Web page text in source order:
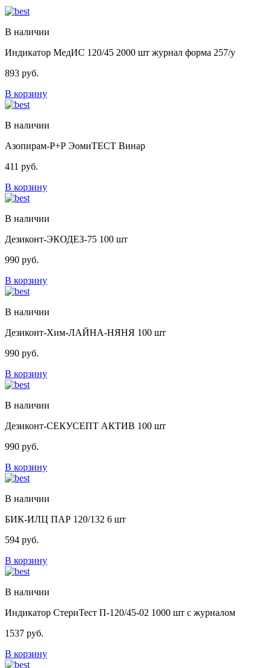
В наличии
Индикатор МедИС 120/45 2000 шт журнал форма 257/у
893 руб.
В корзину
В наличии
Азопирам-Р+Р ЭомиТЕСТ Винар
411 руб.
В корзину
В наличии
Дезиконт-ЭКОДЕЗ-75 100 шт
990 руб.
В корзину
В наличии
Дезиконт-Хим-ЛАЙНА-НЯНЯ 100 шт
990 руб.
В корзину
В наличии
Дезиконт-СЕКУСЕПТ АКТИВ 100 шт
990 руб.
В корзину
В наличии
БИК-ИЛЦ ПАР 120/132 6 шт
594 руб.
В корзину
В наличии
Индикатор СтериТест П-120/45-02 1000 шт с журналом
1537 руб.
В корзину